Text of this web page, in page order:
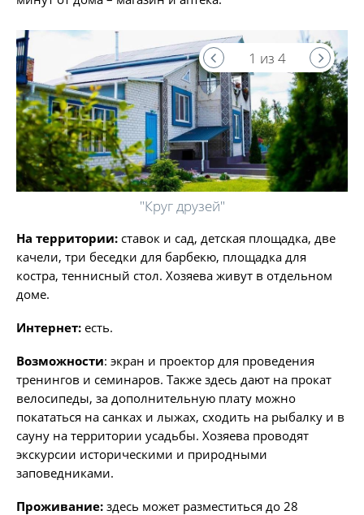
"Круг друзей"
1 из 4
На территории: ставок и сад, детская площадка, две
качели, три беседки для барбекю, площадка для
костра, теннисный стол. Хозяева живут в отдельном
доме.
Интернет: есть.
Возможности: экран и проектор для проведения
тренингов и семинаров. Также здесь дают на прокат
велосипеды, за дополнительную плату можно
покататься на санках и лыжах, сходить на рыбалку и в
сауну на территории усадьбы. Хозяева проводят
экскурсии историческими и природными
заповедниками.
Проживание: здесь может разместиться до 28